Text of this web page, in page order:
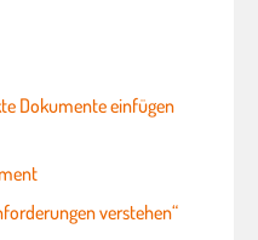
Dokumente einfügen
verstehen“